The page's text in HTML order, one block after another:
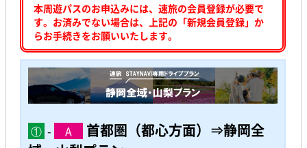
本周遊パスのお申込みには、速旅の会員登録が必要で
す。お済みでない場合は、上記の「新規会員登録」か
らお手続きをお願いいたします。
① - A
首都圏（都心方面）⇒静岡全